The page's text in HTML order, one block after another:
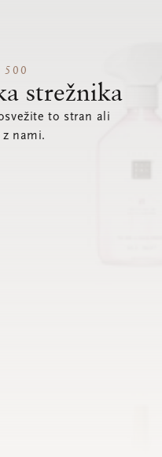
500
strežnika
to stran ali
nami.